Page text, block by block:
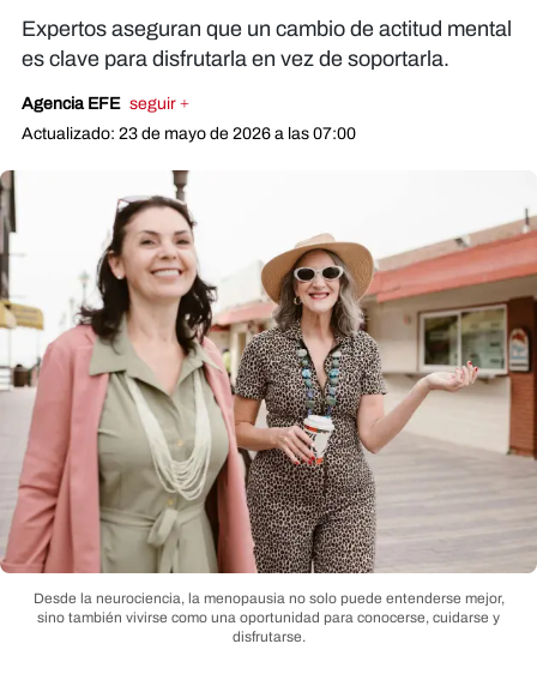
Expertos aseguran que un cambio de actitud mental
es clave para disfrutarla en vez de soportarla.
Agencia EFE seguir +
Actualizado: 23 de mayo de 2026 a las 07:00
Desde la neurociencia, la menopausia no solo puede entenderse mejor,
sino también vivirse como una oportunidad para conocerse, cuidarse y
disfrutarse.